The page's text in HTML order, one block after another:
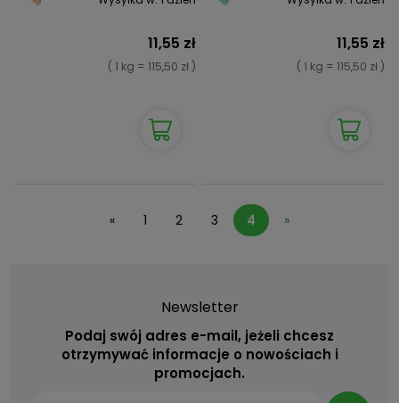
11,55 zł
( 1 kg = 115,50 zł )
11,55 zł
( 1 kg = 115,50 zł )
« 1 2 3 4 »
Newsletter
Podaj swój adres e-mail, jeżeli chcesz
otrzymywać informacje o nowościach i
promocjach.